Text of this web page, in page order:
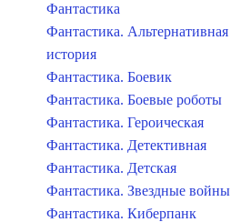
Фантастика
Фантастика. Альтернативная
история
Фантастика. Боевик
Фантастика. Боевые роботы
Фантастика. Героическая
Фантастика. Детективная
Фантастика. Детская
Фантастика. Звездные войны
Фантастика. Киберпанк